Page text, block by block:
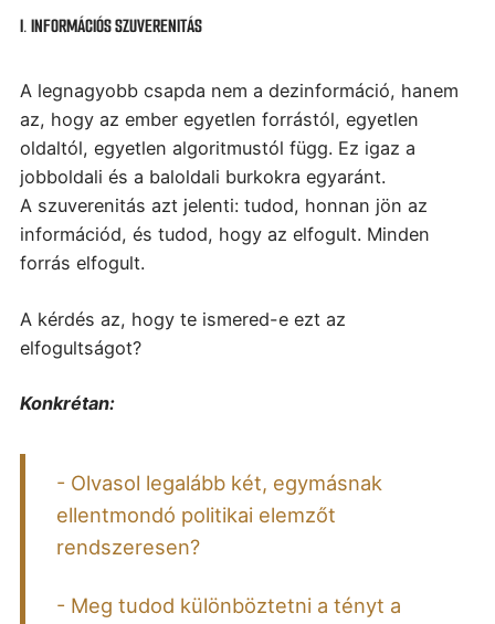
I. INFORMÁCIÓS SZUVERENITÁS
A legnagyobb csapda nem a dezinformáció, hanem
az, hogy az ember egyetlen forrástól, egyetlen
oldaltól, egyetlen algoritmustól függ. Ez igaz a
jobboldali és a baloldali burkokra egyaránt.
A szuverenitás azt jelenti: tudod, honnan jön az
információd, és tudod, hogy az elfogult. Minden
forrás elfogult.
A kérdés az, hogy te ismered-e ezt az
elfogultságot?
Konkrétan:
- Olvasol legalább két, egymásnak
ellentmondó politikai elemzőt
rendszeresen?
- Meg tudod különböztetni a tényt a